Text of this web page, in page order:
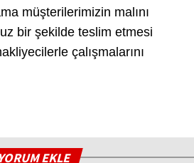
müşterilerimizin malını
bir şekilde teslim etmesi
çalışmalarını
YORUM EKLE